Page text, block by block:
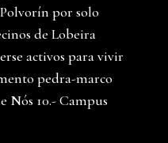
por solo
de Lobeira
activos para vivir
pedra-marco
Nós 10.- Campus